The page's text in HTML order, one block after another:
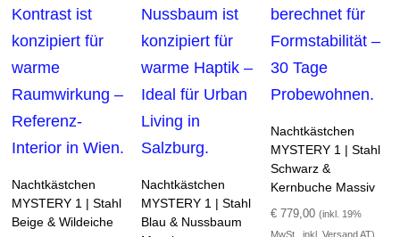
Nachtkästchen
MYSTERY 1 | Stahl
Beige & Wildeiche
Nachtkästchen
MYSTERY 1 | Stahl
Blau & Nussbaum
Nachtkästchen
MYSTERY 1 | Stahl
Schwarz &
Kernbuche Massiv
€ 779,00 (inkl. 19%
MwSt., inkl. Versand AT)